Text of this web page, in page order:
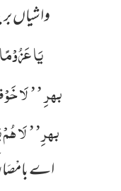
واشیاں
یَا
بہرِ ’’ لَا
بہرِ’’ لَا
اے